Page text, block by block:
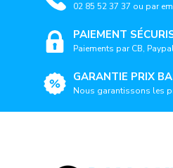
02 85 52 37 37 ou par
PAIEMENT
Paiements par CB,
GARANTIE PRIX
Nous garantissons les